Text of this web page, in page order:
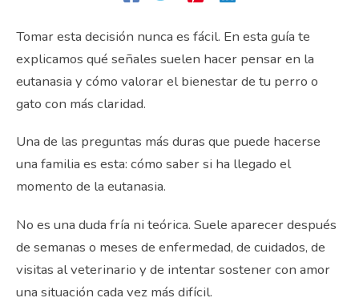
Tomar esta decisión nunca es fácil. En esta guía te
explicamos qué señales suelen hacer pensar en la
eutanasia y cómo valorar el bienestar de tu perro o
gato con más claridad.
Una de las preguntas más duras que puede hacerse
una familia es esta: cómo saber si ha llegado el
momento de la eutanasia.
No es una duda fría ni teórica. Suele aparecer después
de semanas o meses de enfermedad, de cuidados, de
visitas al veterinario y de intentar sostener con amor
una situación cada vez más difícil.